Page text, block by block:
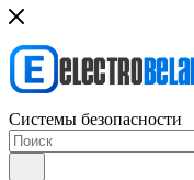
Системы безопасности